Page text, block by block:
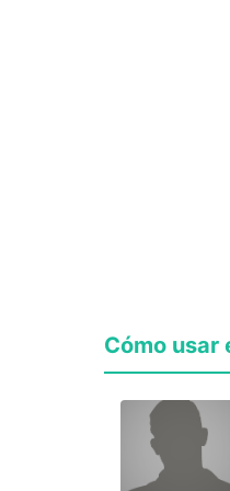
Cómo usar